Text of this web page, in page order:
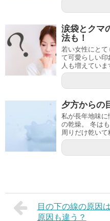
涙袋とクマ
法も！
若い女性にとて
て可愛らしい
人も増えていま
夕方からの
私が長年地味
の乾燥。 冬は
周りだけ乾いて
目の下の線の原因
原因も違う？